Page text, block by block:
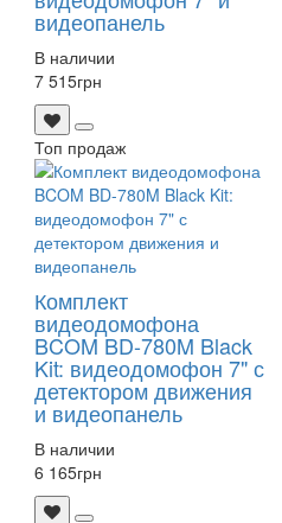
видеопанель
В наличии
7 515грн
Топ продаж
Комплект
видеодомофона
BCOM BD-780M Black
Kit: видеодомофон 7" с
детектором движения
и видеопанель
В наличии
6 165грн